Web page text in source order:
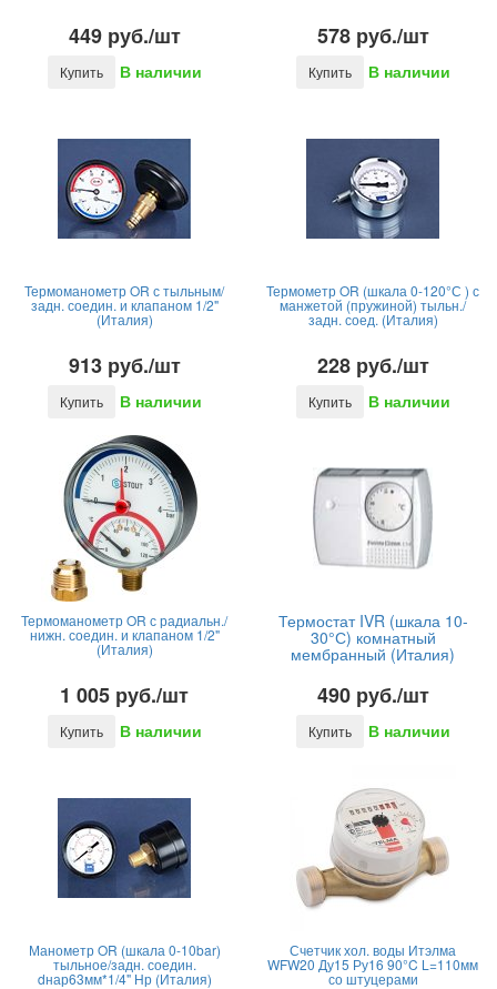
449 руб./шт
Купить В наличии
578 руб./шт
Купить В наличии
Термоманометр OR с тыльным/
задн. соедин. и клапаном 1/2"
(Италия)
913 руб./шт
Купить В наличии
Термометр OR (шкала 0-120°С ) с
манжетой (пружиной) тыльн./
задн. соед. (Италия)
228 руб./шт
Купить В наличии
Термоманометр OR с радиальн./
нижн. соедин. и клапаном 1/2"
(Италия)
1 005 руб./шт
Купить В наличии
Термостат IVR (шкала 10-
30°С) комнатный
мембранный (Италия)
490 руб./шт
Купить В наличии
Манометр OR (шкала 0-10bar)
тыльное/задн. соедин.
dнар63мм*1/4" Нр (Италия)
Счетчик хол. воды Итэлма
WFW20 Ду15 Ру16 90°C L=110мм
со штуцерами